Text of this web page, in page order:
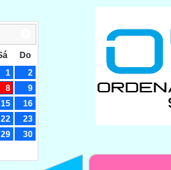
Do
1
2
8
9
15
16
22
23
29
30